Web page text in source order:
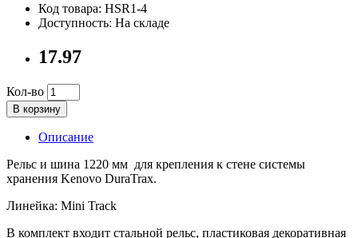
Код товара: HSR1-4
Доступность: На складе
17.97
Кол-во
В корзину
Описание
Рельс и шина 1220 мм для крепления к стене системы
хранения Kenovo DuraTrax.
Линейка: Mini Track
В комплект входит стальной рельс, пластиковая декоративная